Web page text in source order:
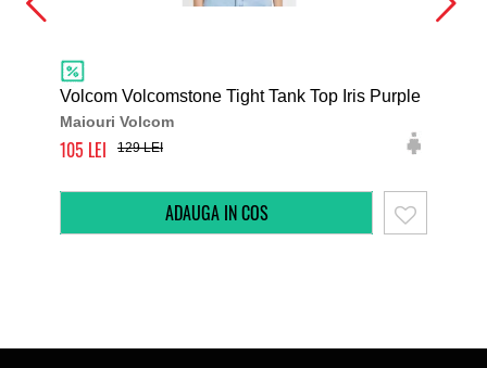
Volcom Volcomstone Tight Tank Top Iris Purple
Maiouri Volcom
105 129